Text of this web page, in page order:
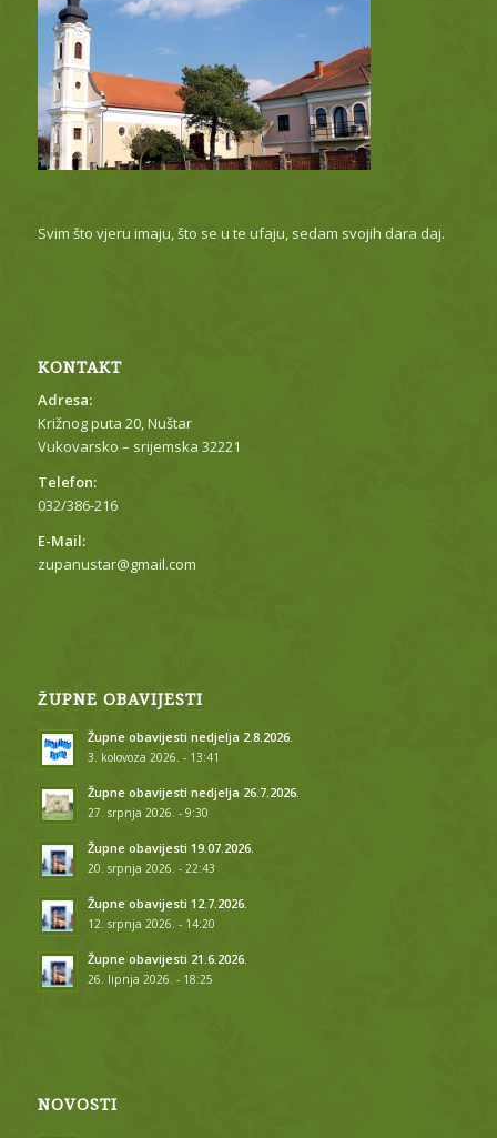
Svim što vjeru imaju, što se u te ufaju, sedam svojih dara daj.
KONTAKT
Adresa:
Križnog puta 20, Nuštar
Vukovarsko – srijemska 32221
Telefon:
032/386-216
E-Mail:
zupanustar@gmail.com
ŽUPNE OBAVIJESTI
Župne obavijesti nedjelja 2.8.2026.
3. kolovoza 2026. - 13:41
Župne obavijesti nedjelja 26.7.2026.
27. srpnja 2026. - 9:30
Župne obavijesti 19.07.2026.
20. srpnja 2026. - 22:43
Župne obavijesti 12.7.2026.
12. srpnja 2026. - 14:20
Župne obavijesti 21.6.2026.
26. lipnja 2026. - 18:25
NOVOSTI